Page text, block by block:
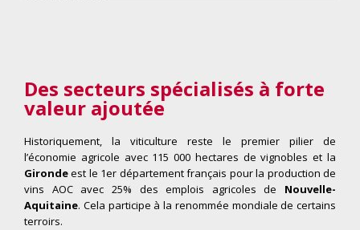
Des secteurs spécialisés à forte
valeur ajoutée
Historiquement, la viticulture reste le premier pilier de
l’économie agricole avec 115 000 hectares de vignobles et la
Girondeest le 1er département français pour la production de
vins AOC avec 25% des emplois agricoles de Nouvelle-
Aquitaine. Cela participe à la renommée mondiale de certains
terroirs.